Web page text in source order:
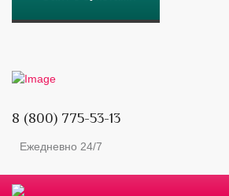
8 (800) 775-53-13
Ежедневно 24/7